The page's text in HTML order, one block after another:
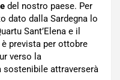
del nostro paese. Per
dato dalla Sardegna lo
Sant’Elena e il
prevista per ottobre
verso la
sostenibile attraverserà